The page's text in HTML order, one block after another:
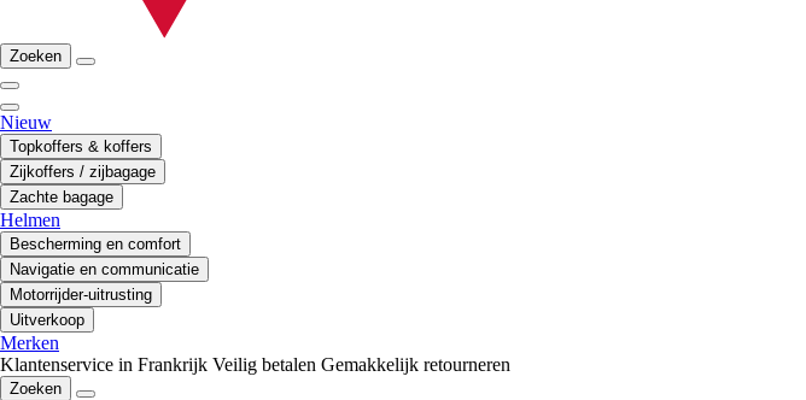
Zoeken
Nieuw
Topkoffers & koffers
Zijkoffers / zijbagage
Zachte bagage
Helmen
Bescherming en comfort
Navigatie en communicatie
Motorrijder-uitrusting
Uitverkoop
Merken
Klantenservice in Frankrijk Veilig betalen Gemakkelijk retourneren
Zoeken